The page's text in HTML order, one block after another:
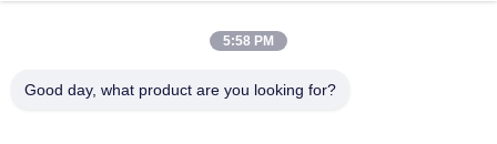
Доступны другие цвета
5:58 PM
Good day, what product are you looking for?